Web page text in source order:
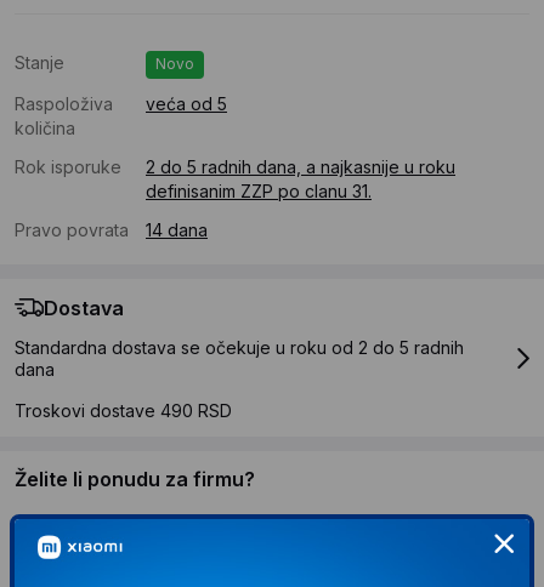
Stanje Novo
Raspoloživa
količina
veća od 5
Rok isporuke
2 do 5 radnih dana, a najkasnije u roku
definisanim ZZP po clanu 31.
Pravo povrata
14 dana
Dostava
Standardna dostava se očekuje u roku od 2 do 5 radnih
dana
Troskovi dostave 490 RSD
Želite li ponudu za firmu?
Kontaktirajte nas